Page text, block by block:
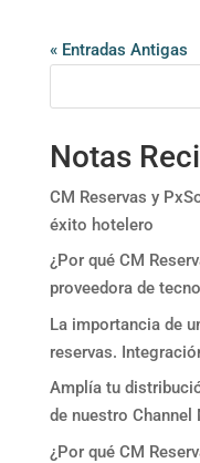
« Entradas Antigas
Notas
CM Reservas y
éxito hotelero
¿Por qué CM
proveedora de
La importancia de
reservas.
Amplía tu
de nuestro Channel
¿Por qué CM